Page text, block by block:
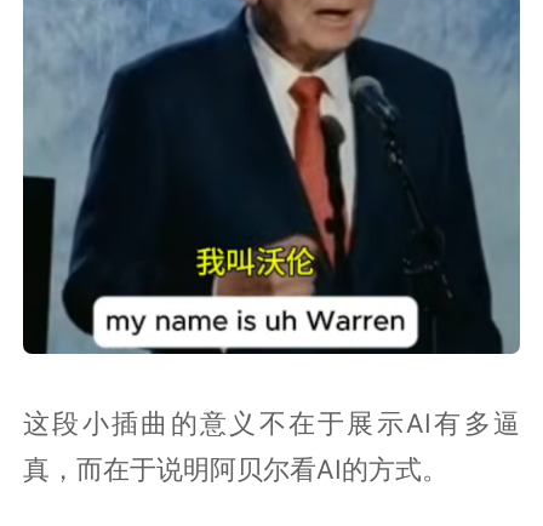
这段小插曲的意义不在于展示AI有多逼
真，而在于说明阿贝尔看AI的方式。